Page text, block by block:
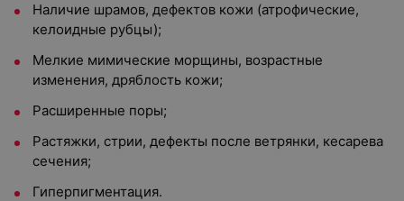
Наличие шрамов, дефектов кожи (атрофические,
келоидные рубцы);
Мелкие мимические морщины, возрастные
изменения, дряблость кожи;
Расширенные поры;
Растяжки, стрии, дефекты после ветрянки, кесарева
сечения;
Гиперпигментация.